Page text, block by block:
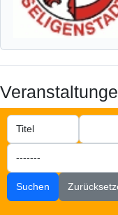
Suchen